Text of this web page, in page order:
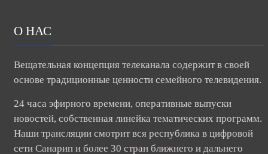
О НАС
Вещательная концепция телеканала содержит в своей
основе традиционные ценности семейного телевидения.
24 часа эфирного времени, оперативные выпуски
новостей, собственная линейка тематических программ.
Наши трансляции смотрит вся республика в цифровой
сети Санарип и более 30 стран ближнего и дальнего